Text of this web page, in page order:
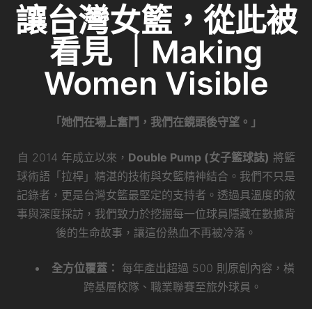
讓台灣女籃，從此被
看見 ｜Making
Women Visible
「她們在場上奮鬥，我們在鏡頭後守望。」
自 2014 年成立以來， Double Pump (女子籃球誌) 將籃
球術語「拉桿」精湛的技術與女籃精神結合。我們不只是
記錄者，更是台灣女籃最堅定的支持者。透過具溫度的敘
事與深度採訪，我們致力於挖掘每一位球員隱藏在數據背
後的生命故事，讓這份熱血不再被冷落。
全方位覆蓋： 每年產出超過 500 則原創內容，橫
跨基層校隊、職業聯賽至旅外球員。